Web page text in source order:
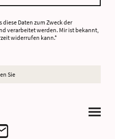
Daten zum Zweck der
verarbeitet werden. Mir ist bekannt,
widerrufen kann.*
Sie